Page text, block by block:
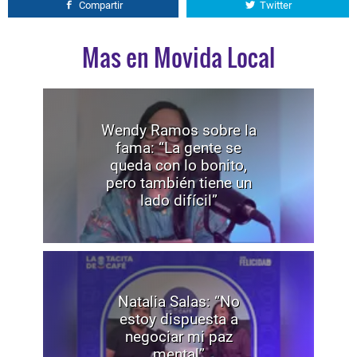
Compartir Twitter
Mas en Movida Local
Wendy Ramos sobre la
fama: “La gente se
queda con lo bonito,
pero también tiene un
lado difícil”
Natalia Salas: “No
estoy dispuesta a
negociar mi paz